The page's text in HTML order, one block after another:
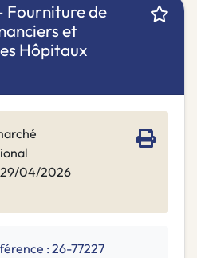
Fourniture de
et
Hôpitaux
29/04/2026
: 26-77227